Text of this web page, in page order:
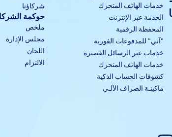
خدمات الهاتف المتحرك
الخدمة عبر الإنترنت
المحفظة الرقمية
"آني" للمدفوعات الفورية
خدمات عبر الرسائل القصيرة
خدمات الهاتف المتحرك
كشوفات الحساب الذكية
ماكينـة الصراف الآلـي
شركاؤنا
حوكمة
ملخص
مجلس الإدارة
اللجان
الالتزام